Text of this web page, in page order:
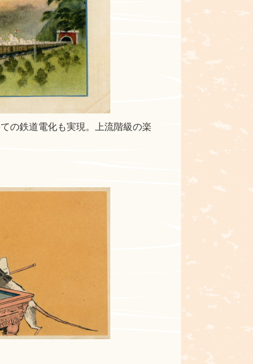
の鉄道電化も実現。上流階級の楽